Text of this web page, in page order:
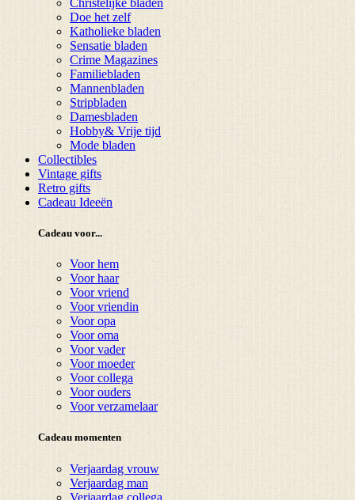
Doe het zelf
Katholieke bladen
Sensatie bladen
Crime Magazines
Familiebladen
Mannenbladen
Stripbladen
Damesbladen
Hobby& Vrije tijd
Mode bladen
Collectibles
Vintage gifts
Retro gifts
Cadeau Ideeën
Cadeau voor...
Voor hem
Voor haar
Voor vriend
Voor vriendin
Voor opa
Voor oma
Voor vader
Voor moeder
Voor collega
Voor ouders
Voor verzamelaar
Cadeau momenten
Verjaardag vrouw
Verjaardag man
Verjaardag collega